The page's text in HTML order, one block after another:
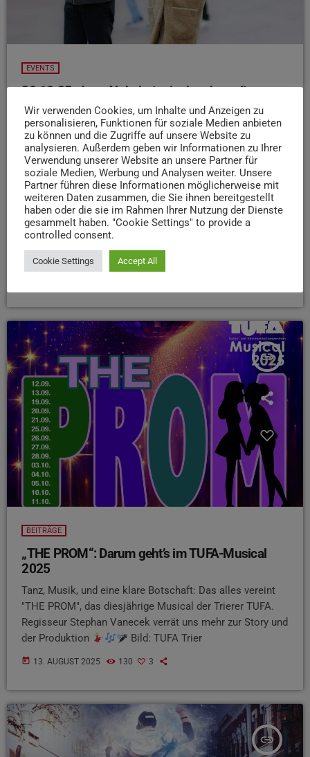
EVENTS
20.10.25: Jazz Alphabet – in der ehemaligen
Jägerkaserne Euren
Wer heute Abend Lust auf ein bisschen Bewegung und
Musik hat – in der ehemaligen Jägerkaserne in der
Eurener Straße wird wieder das „Jazz Alphabet“ getanzt
Ab 20:10 Uhr lernst du dort in kleinen Choreos
typische Jazz-Steps kennen. Ganz ohne Vorkenntnisse,
einfach aus Spaß am Rhythmus und Ausdruck zeigt euch
der Lindy Hop Circle Trier die besten Jazz Grooves.
Perfekt also, um den Montag mit guter Laune ausklingen
zu lassen!
insert_link
BEITRÄGE
„THE PROM“: Darum geht’s im TUFA-Musical
2025
Tanz, Musik, und eine klare Botschaft: Das alles vereint
"THE PROM", das diesjährige Musical der Trierer TUFA.
Regisseur Stephan Vanecek verrät uns mehr zur Story und
der Produktion
Bild: TUFA Trier
today 13. AUGUST 2025 130 3
insert_link
Wir verwenden Cookies, um Inhalte und Anzeigen zu
personalisieren, Funktionen für soziale Medien anbieten
zu können und die Zugriffe auf unsere Website zu
analysieren. Außerdem geben wir Informationen zu Ihrer
Verwendung unserer Website an unsere Partner für
soziale Medien, Werbung und Analysen weiter. Unsere
Partner führen diese Informationen möglicherweise mit
weiteren Daten zusammen, die Sie ihnen bereitgestellt
haben oder die sie im Rahmen Ihrer Nutzung der Dienste
gesammelt haben. "Cookie Settings" to provide a
controlled consent.
Cookie Settings Accept All